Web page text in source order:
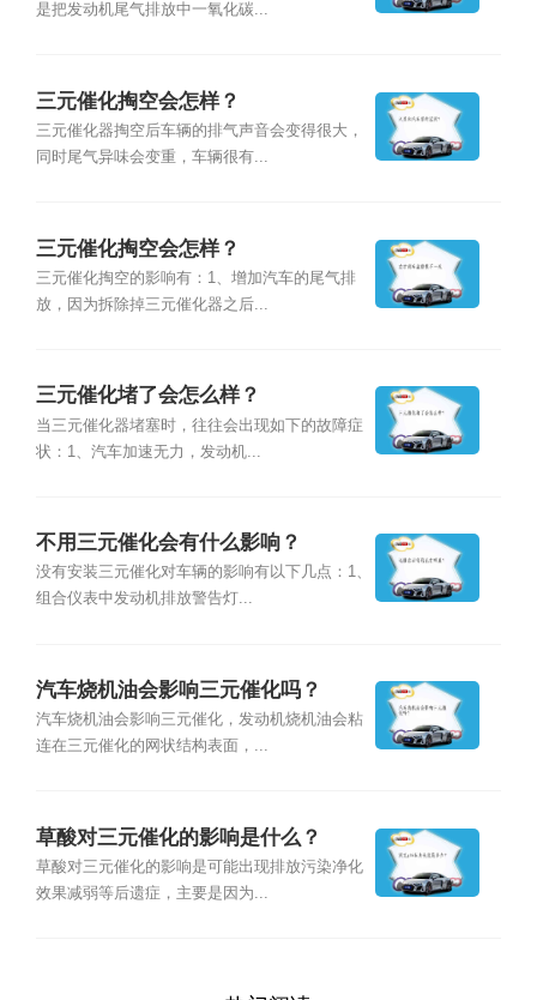
是把发动机尾气排放中一氧化碳...
三元催化掏空会怎样？
三元催化器掏空后车辆的排气声音会变得很大，
同时尾气异味会变重，车辆很有...
三元催化掏空会怎样？
三元催化掏空的影响有：1、增加汽车的尾气排
放，因为拆除掉三元催化器之后...
三元催化堵了会怎么样？
当三元催化器堵塞时，往往会出现如下的故障症
状：1、汽车加速无力，发动机...
不用三元催化会有什么影响？
没有安装三元催化对车辆的影响有以下几点：1、
组合仪表中发动机排放警告灯...
汽车烧机油会影响三元催化吗？
汽车烧机油会影响三元催化，发动机烧机油会粘
连在三元催化的网状结构表面，...
草酸对三元催化的影响是什么？
草酸对三元催化的影响是可能出现排放污染净化
效果减弱等后遗症，主要是因为...